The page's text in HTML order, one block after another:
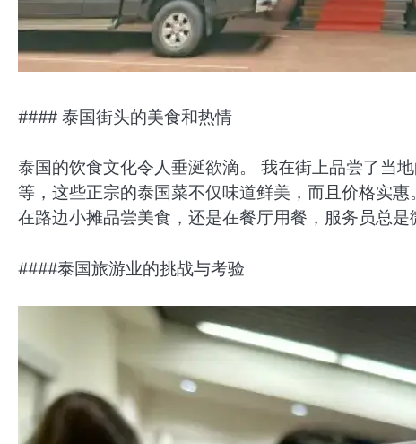
#### 泰国街头的美食和热情
泰国的饮食文化令人垂涎欲滴。 我在街上品尝了当
等，这些正宗的泰国菜不仅味道鲜美，而且价格实
在路边小摊品尝美食，还是在餐厅用餐，服务员总
####泰国旅游业的挑战与考验